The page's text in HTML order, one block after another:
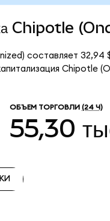
Chipotle
составляет
Chipotle
ОБЪЕМ ТОРГОВЛИ (24 Ч)
55,30